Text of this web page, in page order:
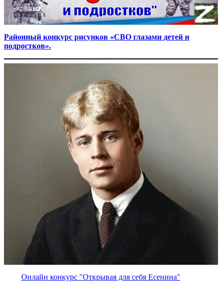
Районный конкурс рисунков «СВО глазами детей и
подростков».
Онлайн конкурс "Открывая для себя Есенина"